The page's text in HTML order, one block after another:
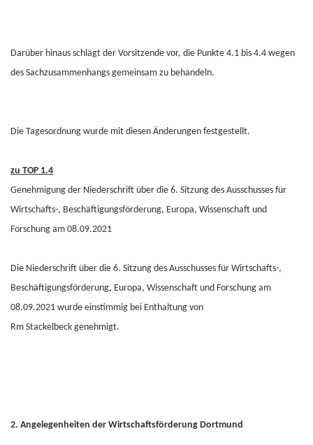
Darüber hinaus schlägt der Vorsitzende vor, die Punkte 4.1 bis 4.4 wegen
des Sachzusammenhangs gemeinsam zu behandeln.
Die Tagesordnung wurde mit diesen Änderungen festgestellt.
zu TOP 1.4
Genehmigung der Niederschrift über die 6. Sitzung des Ausschusses für
Wirtschafts-, Beschäftigungsförderung, Europa, Wissenschaft und
Forschung am 08.09.2021
Die Niederschrift über die 6. Sitzung des Ausschusses für Wirtschafts-,
Beschäftigungsförderung, Europa, Wissenschaft und Forschung am
08.09.2021 wurde einstimmig bei Enthaltung von
Rm Stackelbeck genehmigt.
2. Angelegenheiten der Wirtschaftsförderung Dortmund